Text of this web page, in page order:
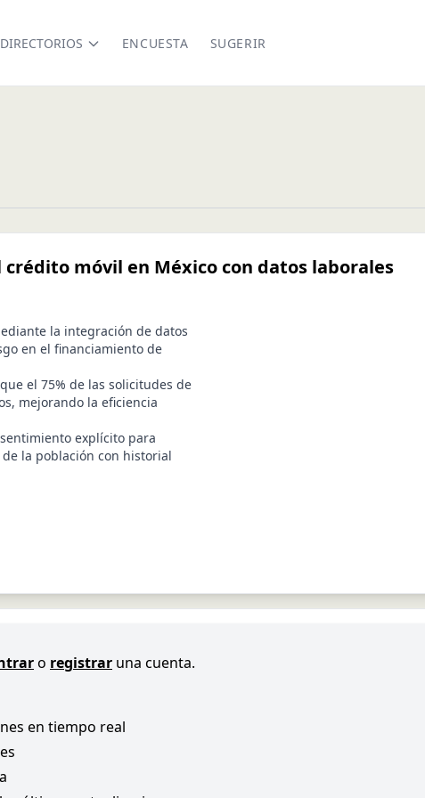
DIRECTORIOS ENCUESTA SUGERIR
móvil en México con datos laborales
la integración de datos
en el financiamiento de
el 75% de las solicitudes de
mejorando la eficiencia
explícito para
la población con historial
o registrar una cuenta.
en tiempo real